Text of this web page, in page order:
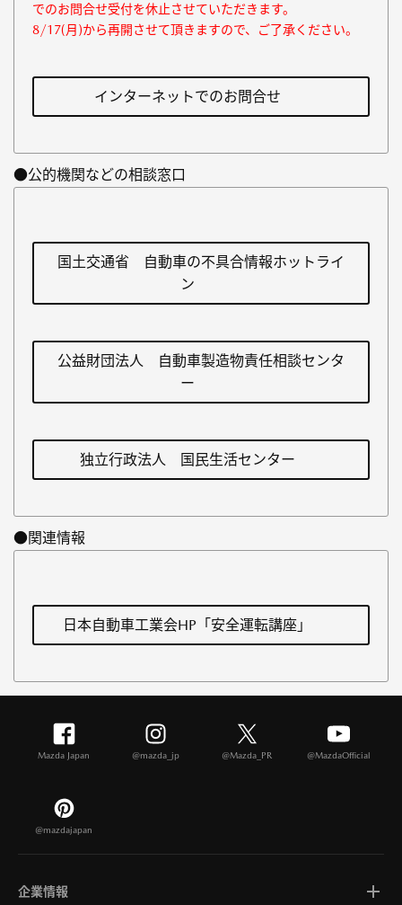
でのお問合せ受付を休止させていただきます。
8/17(月)から再開させて頂きますので、ご了承ください。
インターネットでのお問合せ
●公的機関などの相談窓口
国土交通省 自動車の不具合情報ホットライ
ン
公益財団法人 自動車製造物責任相談センタ
ー
独立行政法人 国民生活センター
●関連情報
日本自動車工業会HP「安全運転講座」
Mazda Japan @mazda_jp @Mazda_PR @MazdaOfficial
@mazdajapan
企業情報